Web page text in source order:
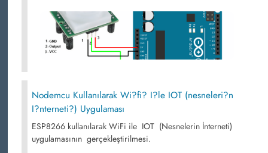
Nodemcu Kullanılarak Wi?fi? I?le IOT (nesneleri?n
I?nterneti?) Uygulaması
ESP8266 kullanılarak WiFi ile IOT (Nesnelerin İnterneti)
uygulamasının gerçekleştirilmesi.